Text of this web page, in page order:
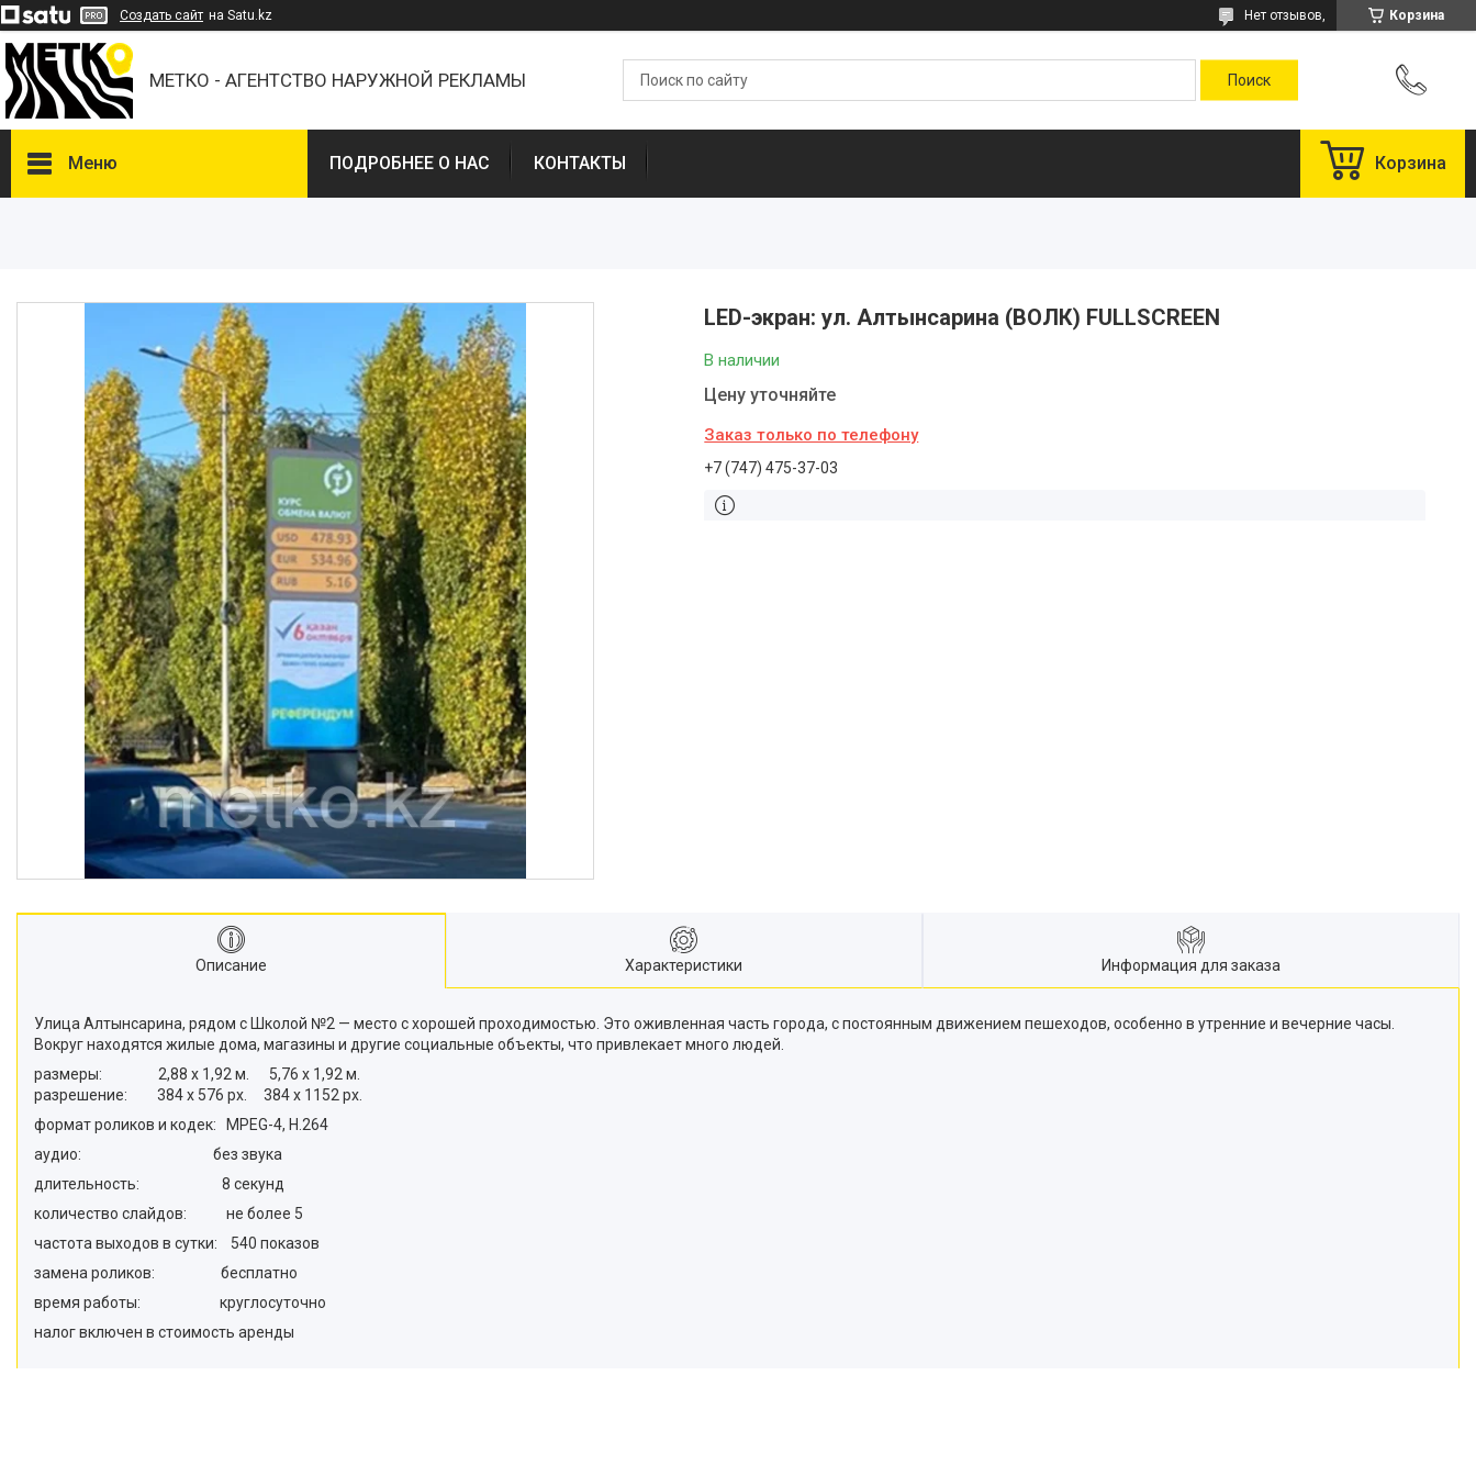
Создать сайт на Satu.kz Корзина
Нет отзывов,
МЕТКО - АГЕНТСТВО НАРУЖНОЙ РЕКЛАМЫ
Меню ПОДРОБНЕЕ О НАС КОНТАКТЫ Корзина
LED-экран: ул. Алтынсарина (ВОЛК) FULLSCREEN
В наличии
Цену уточняйте
Заказ только по телефону
+7 (747) 475-37-03
Описание Характеристики Информация для заказа
Улица Алтынсарина, рядом с Школой №2 — место с хорошей проходимостью. Это оживленная часть города, с постоянным движением пешеходов, особенно в утренние и вечерние часы.
Вокруг находятся жилые дома, магазины и другие социальные объекты, что привлекает много людей.
размеры: 2,88 х 1,92 м. 5,76 х 1,92 м.
разрешение: 384 х 576 рх. 384 х 1152 рх.
формат роликов и кодек: MPEG-4, Н.264
аудио: без звука
длительность: 8 секунд
количество слайдов: не более 5
частота выходов в сутки: 540 показов
замена роликов: бесплатно
время работы: круглосуточно
налог включен в стоимость аренды